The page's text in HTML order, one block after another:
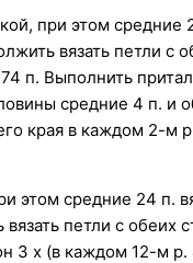
при этом средние
вязать петли с
п. Выполнить
средние 4 п. и
края в каждом 2-м
этом средние 24 п.
петли с обеих
3 х (в каждом 12-м